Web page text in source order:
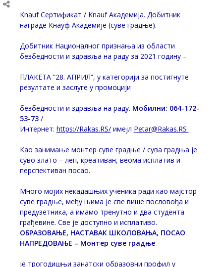
Knauf Сертификат / Knauf Академија. Добитник
награде Кнауф Академије (суве градње).
Добитник Националног признања из области
безбедности и здравља на раду за 2021 годину –
ПЛАКЕТА “28. АПРИЛ”, у категорији за постигнуте
резултате и заслуге у промоцији
безбедности и здравља на раду. Мобилни: 064-172-
53-73/
Интернет: https://Rakas.RS/имејл Petar@Rakas.RS
Као занимање монтер суве градње / сува градња је
суво злато – леп, креативан, веома исплатив и
перспективан посао.
Много мојих некадашњих ученика ради као мајстор
суве градње, међу њима је све више пословођа и
предузетника, а имамо тренутно и два студента
грађевине. Све је доступно и исплативо.
ОБРАЗОВАЊЕ, НАСТАВАК ШКОЛОВАЊА, ПОСАО
НАПРЕДОВАЊЕ – Монтер суве градње
је трогодишњи занатски образовни профил у